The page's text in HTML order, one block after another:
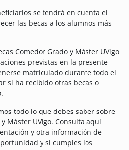
se tendrá en cuenta el
las becas a los alumnos más
Comedor Grado y Máster UVigo
previstas en la presente
matriculado durante todo el
si ha recibido otras becas o
todo lo que debes saber sobre
Máster UVigo. Consulta aquí
y otra información de
y si cumples los